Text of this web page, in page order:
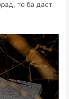
то ба даст